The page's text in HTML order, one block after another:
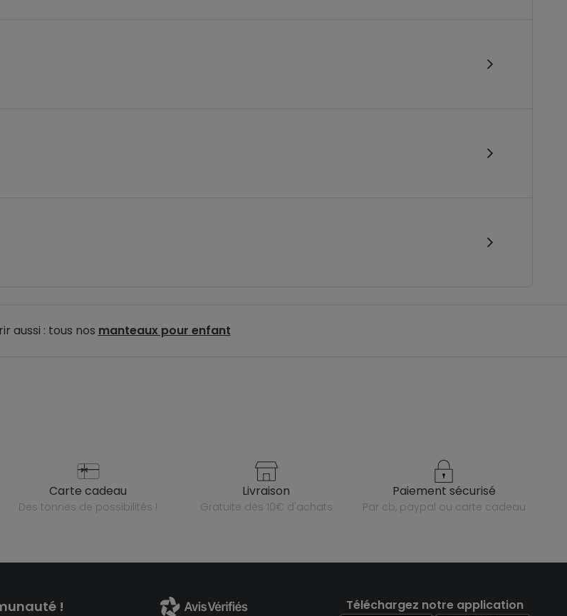
aussi : tous nos manteaux pour enfant
carte cadeau
des tonnes de possibilités !
livraison
gratuite dès 10€ d'achats
paiement sécurisé
par cb, paypal ou carte cadeau
!
Téléchargez notre application